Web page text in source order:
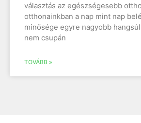
választás az egészségesebb
otthonainkban a nap mint nap
minősége egyre nagyobb
nem csupán
TOVÁBB »